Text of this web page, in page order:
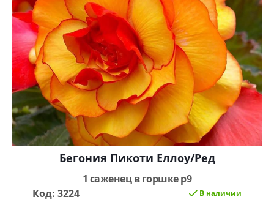
Бегония Пикоти Еллоу/Ред
1 саженец в горшке р9
Код: 3224
В наличии